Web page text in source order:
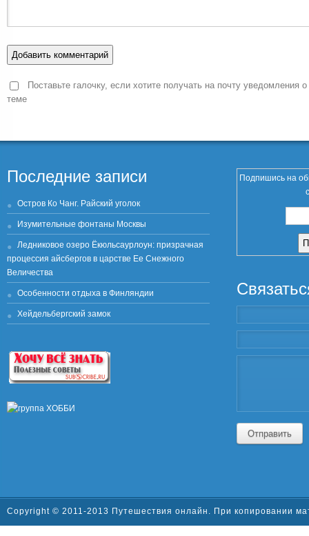
Поставьте галочку, если хотите получать на почту уведомления
теме
Последние записи
Остров Ко Чанг. Райский уголок
Изумительные фонтаны Москвы
Ледниковое озеро Ёкюльсаурлоун: призрачная
процессия айсбергов в царстве Ее Снежного
Величества
Особенности отдыха в Финляндии
Хейдельбергский замок
Подпишись на
Отправить
Copyright © 2011-2013 Путешествия онлайн. При копировании